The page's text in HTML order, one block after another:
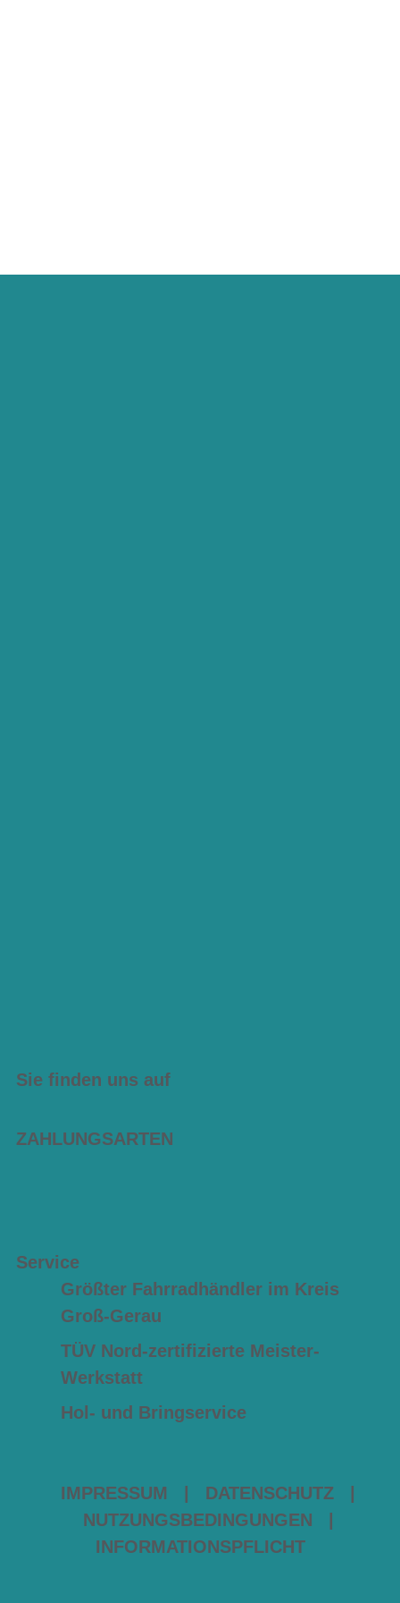
Sie finden uns auf
ZAHLUNGSARTEN
Service
Größter Fahrradhändler im Kreis
Groß-Gerau
TÜV Nord-zertifizierte Meister-
Werkstatt
Hol- und Bringservice
IMPRESSUM DATENSCHUTZ
NUTZUNGSBEDINGUNGEN
INFORMATIONSPFLICHT